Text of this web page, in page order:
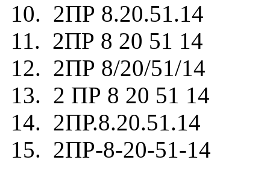
10. 2ПР 8.20.51.14
11. 2ПР 8 20 51 14
12. 2ПР 8/20/51/14
13. 2 ПР 8 20 51 14
14. 2ПР.8.20.51.14
15. 2ПР-8-20-51-14